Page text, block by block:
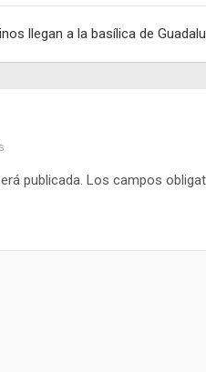
llegan a la basílica de
publicada. Los campos